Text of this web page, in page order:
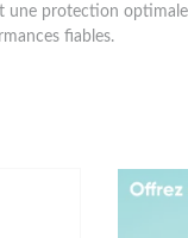
une protection
fiables.